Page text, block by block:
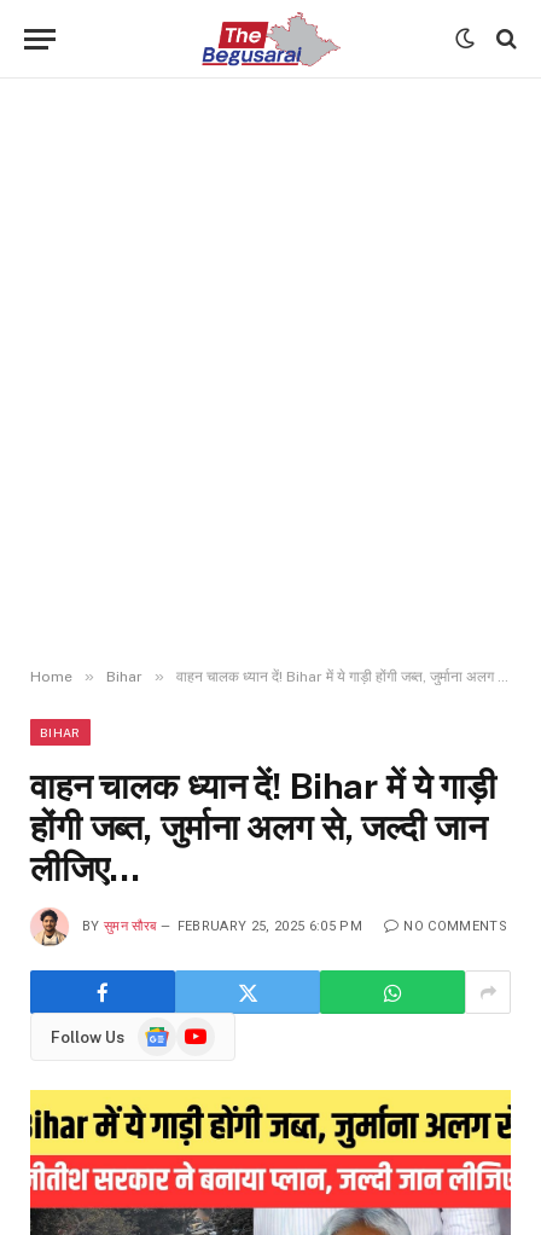
Home » Bihar » वाहन चालक ध्यान दें! Bihar में ये गाड़ी होंगी जब्त, जुर्माना अलग से, जल्दी जान लीजिए…
BIHAR
वाहन चालक ध्यान दें! Bihar में ये गाड़ी
होंगी जब्त, जुर्माना अलग से, जल्दी जान
लीजिए…
BY सुमन सौरब FEBRUARY 25, 2025 6:05 PM NO COMMENTS
Follow Us
GoogleYouTube